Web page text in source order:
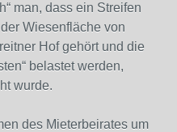
man, dass ein Streifen
Wiesenfläche von
Hof gehört und die
belastet werden,
wurde.
des Mieterbeirates um